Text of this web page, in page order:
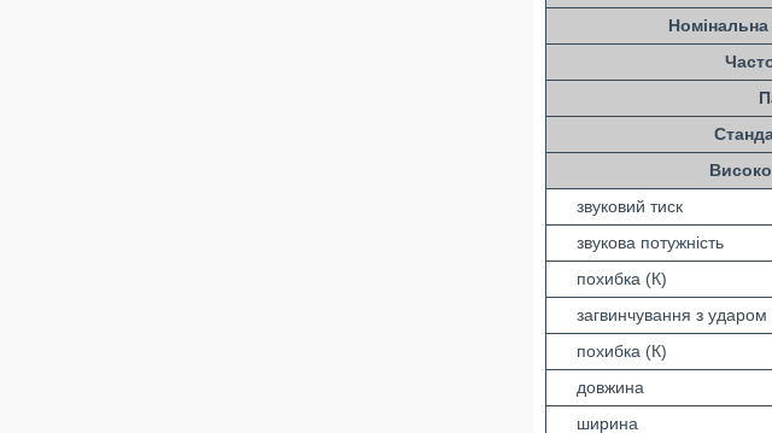
Номінальна
звуковий тиск
звукова потужність
похибка (К)
загвинчування з ударом
похибка (К)
довжина
ширина